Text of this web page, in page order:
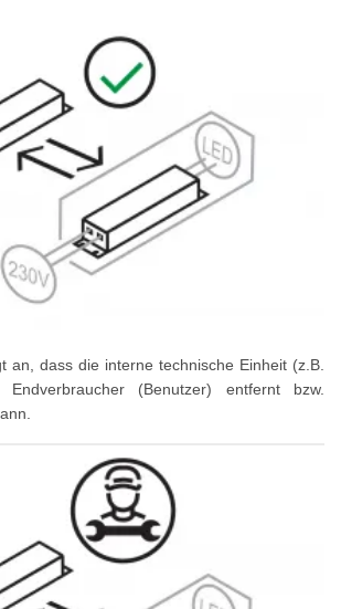
an, dass die interne technische Einheit (z.B.
(Benutzer) entfernt bzw.